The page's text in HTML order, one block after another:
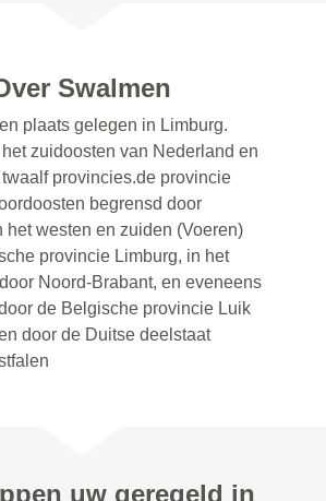
Swalmen
plaats gelegen in Limburg.
zuidoosten van Nederland en
provincies.de provincie
begrensd door
het westen en zuiden (Voeren)
provincie Limburg, in het
Noord-Brabant, en eveneens
de Belgische provincie Luik
door de Duitse deelstaat
uw geregeld in